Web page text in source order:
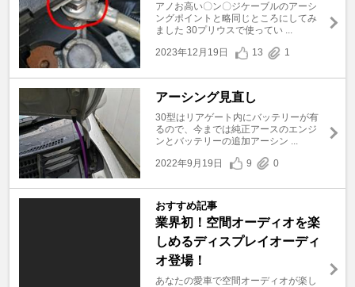
アノお高い〇ン〇ジケーブルのアーシ
ングポイントと略同じところにしてみ
ました 30プリウスで使ってい ...
2023年12月19日
13 1
アーシング見直し
30型はリアゲート内にバッテリーが有
るので、今までは純正アースのエンジ
ンとバッテリーの追加アーシン ...
2022年9月19日
9 0
おすすめ記事
業界初！空間オーディオを楽
しめるディスプレイオーディ
オ登場！
あなたの愛車で空間オーディオが楽し